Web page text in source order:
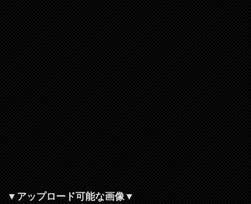
▼アップロード可能な画像▼